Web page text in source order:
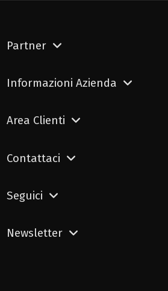
Partner
Informazioni Azienda
Area Clienti
Contattaci
Seguici
Newsletter